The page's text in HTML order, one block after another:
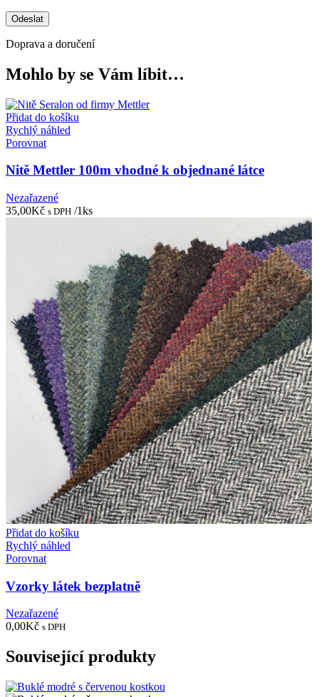
Doprava a doručení
Mohlo by se Vám líbit…
Přidat do košíku
Rychlý náhled
Porovnat
Nitě Mettler 100m vhodné k objednané látce
Nezařazené
35,00Kč s DPH /1ks
Přidat do košíku
Rychlý náhled
Porovnat
Vzorky látek bezplatně
Nezařazené
0,00Kč s DPH
Související produkty